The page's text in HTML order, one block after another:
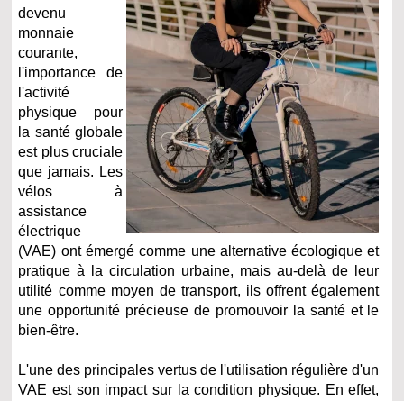
devenu
monnaie
courante,
l'importance de
l'activité
physique pour
la santé globale
est plus cruciale
que jamais. Les
vélos à
assistance
électrique
(VAE) ont émergé comme une alternative écologique et
pratique à la circulation urbaine, mais au-delà de leur
utilité comme moyen de transport, ils offrent également
une opportunité précieuse de promouvoir la santé et le
bien-être.
L'une des principales vertus de l'utilisation régulière d'un
VAE est son impact sur la condition physique. En effet,